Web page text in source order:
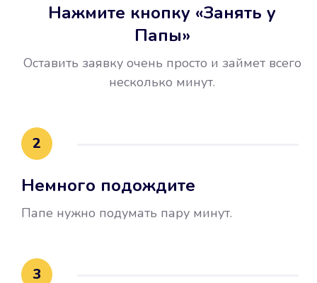
воспользовались бесплатной
это открыло новые возможности в
Нажмите кнопку «Занять у
Папы»
Оставить заявку очень просто и займет всего
несколько минут.
2
Немного подождите
Папе нужно подумать пару минут.
3